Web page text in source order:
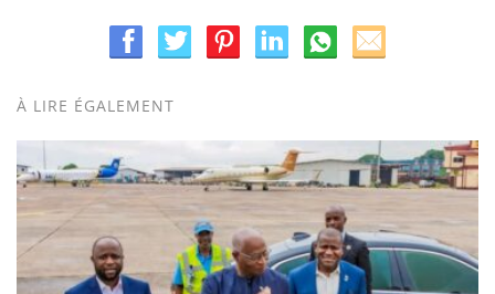
À LIRE ÉGALEMENT